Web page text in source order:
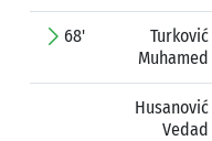
68'
Turković
Muhamed
Husanović
Vedad